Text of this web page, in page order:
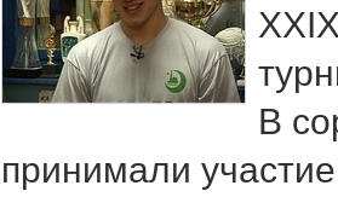
В
принимали